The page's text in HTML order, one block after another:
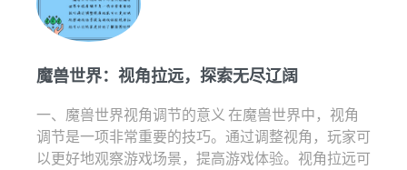
魔兽世界：视角拉远，探索无尽辽阔
一、魔兽世界视角调节的意义 在魔兽世界中，视角
调节是一项非常重要的技巧。通过调整视角，玩家可
以更好地观察游戏场景，提高游戏体验。视角拉远可